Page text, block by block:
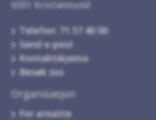
6501 Kristiansund
Telefon: 71 57 40 00
Send e-post
Kontaktskjema
Besøk oss
Organisasjon
For ansatte